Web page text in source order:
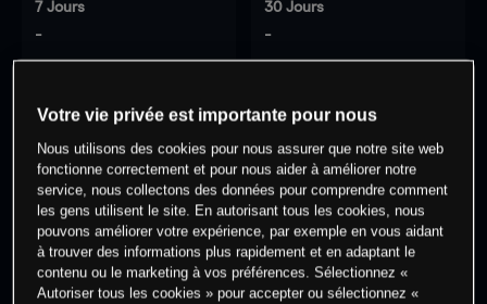
7 Jours
-
30 Jours
-
0 % des clients ont une position à
cet actif
Commencez à trader
Votre vie privée est importante pour nous
Nous utilisons des cookies pour nous assurer que notre site web
fonctionne correctement et pour nous aider à améliorer notre
service, nous collectons des données pour comprendre comment
les gens utilisent le site. En autorisant tous les cookies, nous
pouvons améliorer votre expérience, par exemple en vous aidant
à trouver des informations plus rapidement et en adaptant le
contenu ou le marketing à vos préférences. Sélectionnez «
Autoriser tous les cookies » pour accepter ou sélectionnez «